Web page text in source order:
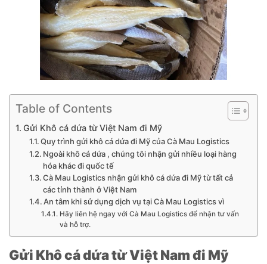
Table of Contents
Gửi Khô cá dứa từ Việt Nam đi Mỹ
Quy trình gửi khô cá dứa đi Mỹ của Cà Mau Logistics
Ngoài khô cá dứa , chúng tôi nhận gửi nhiều loại hàng
hóa khác đi quốc tế
Cà Mau Logistics nhận gửi khô cá dứa đi Mỹ từ tất cả
các tỉnh thành ở Việt Nam
An tâm khi sử dụng dịch vụ tại Cà Mau Logistics vì
Hãy liên hệ ngay với Cà Mau Logistics để nhận tư vấn
và hỗ trợ.
Gửi Khô cá dứa từ Việt Nam đi Mỹ